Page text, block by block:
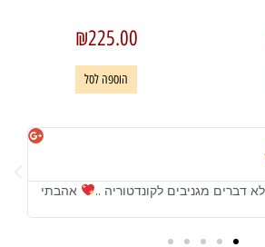
₪225.00
הוספה לסל
דברים מגניבים לקונדטוריה ..
אהבתי